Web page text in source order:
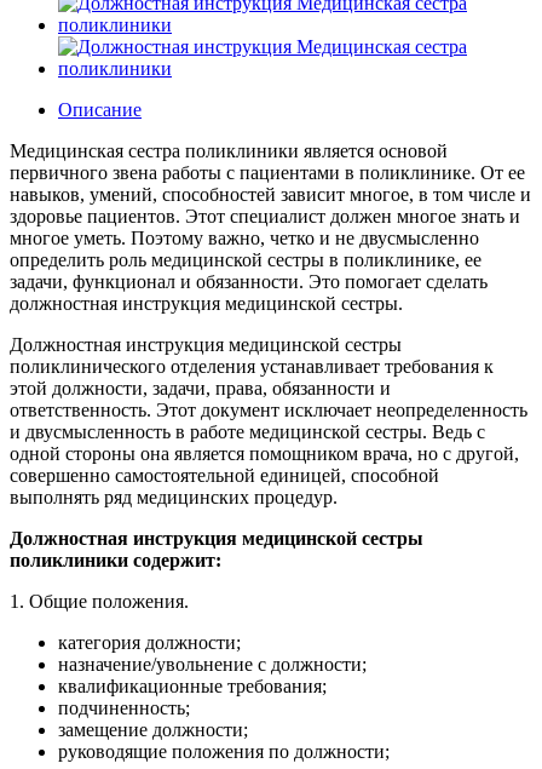
Описание
Медицинская сестра поликлиники является основой
первичного звена работы с пациентами в поликлинике. От ее
навыков, умений, способностей зависит многое, в том числе и
здоровье пациентов. Этот специалист должен многое знать и
многое уметь. Поэтому важно, четко и не двусмысленно
определить роль медицинской сестры в поликлинике, ее
задачи, функционал и обязанности. Это помогает сделать
должностная инструкция медицинской сестры.
Должностная инструкция медицинской сестры
поликлинического отделения устанавливает требования к
этой должности, задачи, права, обязанности и
ответственность. Этот документ исключает неопределенность
и двусмысленность в работе медицинской сестры. Ведь с
одной стороны она является помощником врача, но с другой,
совершенно самостоятельной единицей, способной
выполнять ряд медицинских процедур.
Должностная инструкция медицинской сестры
поликлиники содержит:
1. Общие положения.
категория должности;
назначение/увольнение с должности;
квалификационные требования;
подчиненность;
замещение должности;
руководящие положения по должности;